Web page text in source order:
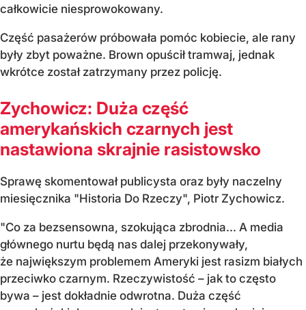
całkowicie niesprowokowany.
Część pasażerów próbowała pomóc kobiecie, ale rany
były zbyt poważne. Brown opuścił tramwaj, jednak
wkrótce został zatrzymany przez policję.
Zychowicz: Duża część
amerykańskich czarnych jest
nastawiona skrajnie rasistowsko
Sprawę skomentował publicysta oraz były naczelny
miesięcznika "Historia Do Rzeczy", Piotr Zychowicz.
"Co za bezsensowna, szokująca zbrodnia... A media
głównego nurtu będą nas dalej przekonywały,
że największym problemem Ameryki jest rasizm białych
przeciwko czarnym. Rzeczywistość – jak to często
bywa – jest dokładnie odwrotna. Duża część